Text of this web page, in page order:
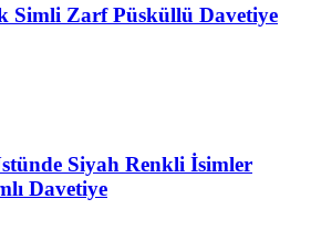
Simli Zarf Püsküllü Davetiye
Siyah Renkli İsimler
Davetiye